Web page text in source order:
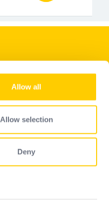
Allow all
Allow selection
Deny
Nasze usługi
Zostań sprzedawcą
Representantes
Przewodnik wyboru
FAQ